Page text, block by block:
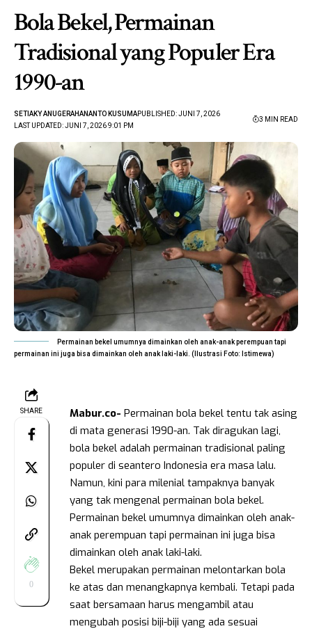
Bola Bekel, Permainan
Tradisional yang Populer Era
1990-an
LAST UPDATED: JUNI 7, 2026 9:01 PM
SETIAKY ANUGERAHANANTO KUSUMAPUBLISHED: JUNI 7, 2026
3 MIN READ
Permainan bekel umumnya dimainkan oleh anak-anak perempuan tapi
permainan ini juga bisa dimainkan oleh anak laki-laki. (Ilustrasi Foto: Istimewa)
SHARE
0
Mabur.co- Permainan bola bekel tentu tak asing
di mata generasi 1990-an. Tak diragukan lagi,
bola bekel adalah permainan tradisional paling
populer di seantero Indonesia era masa lalu.
Namun, kini para milenial tampaknya banyak
yang tak mengenal permainan bola bekel.
Permainan bekel umumnya dimainkan oleh anak-
anak perempuan tapi permainan ini juga bisa
dimainkan oleh anak laki-laki.
Bekel merupakan permainan melontarkan bola
ke atas dan menangkapnya kembali. Tetapi pada
saat bersamaan harus mengambil atau
mengubah posisi biji-biji yang ada sesuai